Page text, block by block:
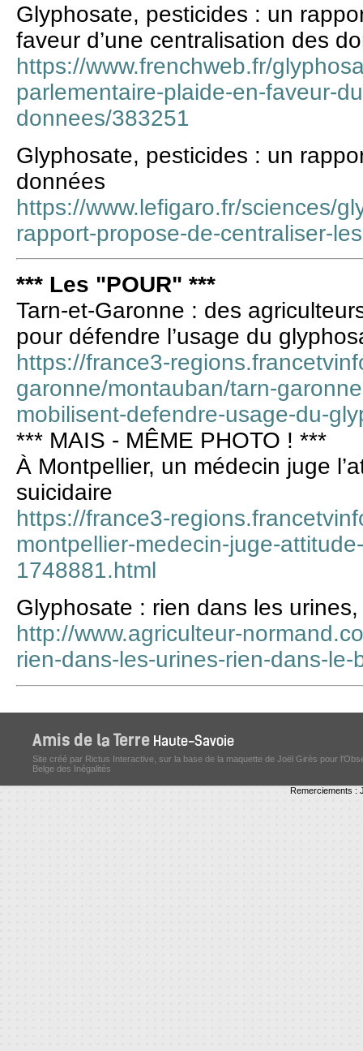
Glyphosate, pesticides : un
faveur d’une centralisation des
https://www.frenchweb.fr/
parlementaire-plaide-en-faveur-
donnees/383251
Glyphosate, pesticides : un
données
https://www.lefigaro.fr/sciences/
rapport-propose-de-centraliser-
*** Les "POUR" ***
Tarn-et-Garonne : des
pour défendre l’usage du
https://france3-
garonne/montauban/tarn-
mobilisent-defendre-usage-du-
*** MAIS - MÊME PHOTO ! ***
À Montpellier, un médecin juge
suicidaire
https://france3-
montpellier-medecin-juge-
1748881.html
Glyphosate : rien dans les
http://www.agriculteur-
rien-dans-les-urines-rien-dans-
Site créé par Rictus Interactive, sur la base de la maquette de Joël Girès pour
Belge des Inégalités
Remerciements :